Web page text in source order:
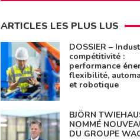
ARTICLES LES PLUS LUS
DOSSIER –
compétitivité :
performance
flexibilité,
et robotique
BJÖRN
NOMMÉ
DU GROUPE